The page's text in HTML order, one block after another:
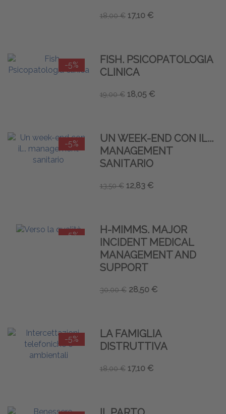
18,00 € 17,10 €
-5%
FISH. PSICOPATOLOGIA
CLINICA
19,00 € 18,05 €
-5%
UN WEEK-END CON IL...
MANAGEMENT
SANITARIO
13,50 € 12,83 €
-5%
H-MIMMS. MAJOR
INCIDENT MEDICAL
MANAGEMENT AND
SUPPORT
30,00 € 28,50 €
-5%
LA FAMIGLIA
DISTRUTTIVA
18,00 € 17,10 €